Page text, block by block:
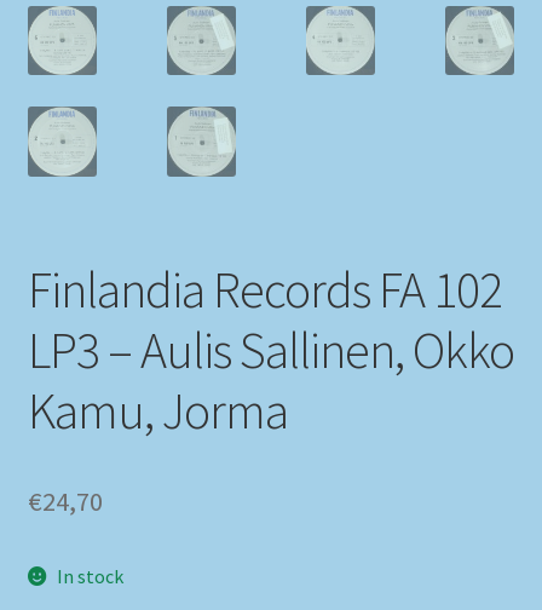
Shop
Terms & Conditions
Finlandia Records FA 102
LP3 – Aulis Sallinen, Okko
Kamu, Jorma
€24,70
In stock